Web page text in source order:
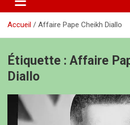
t
Accueil Affaire Pape Cheikh Diallo
Étiquette : Affaire
Diallo